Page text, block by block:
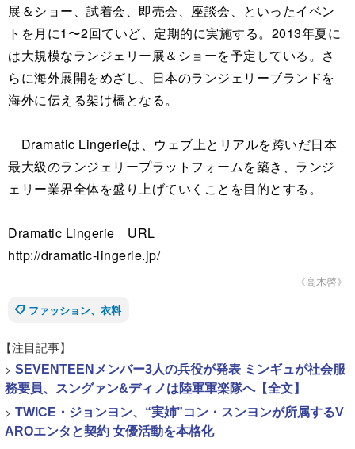
展＆ショー、試着会、即売会、座談会、といったイベン
トを月に1〜2回ていど、定期的に実施する。2013年夏に
は大規模なランジェリー展＆ショーを予定している。さ
らに海外展開をめざし、日本のランジェリーブランドを
海外に伝える架け橋となる。
Dramatic Lingerieは、ウェブ上とリアルを跨いだ日本
最大級のランジェリープラットフォームを築き、ランジ
ェリー業界全体を盛り上げていくことを目的とする。
Dramatic Lingerie URL
http://dramatic-lingerie.jp/
《高木啓》
ファッション、衣料
【注目記事】
> SEVENTEENメンバー3人の兵役が発表 ミンギュが社会服
務要員、スングァン&ディノは陸軍軍楽隊へ【全文】
> TWICE・ジョンヨン、“実姉”コン・スンヨンが所属するV
AROエンタと契約 女優活動を本格化